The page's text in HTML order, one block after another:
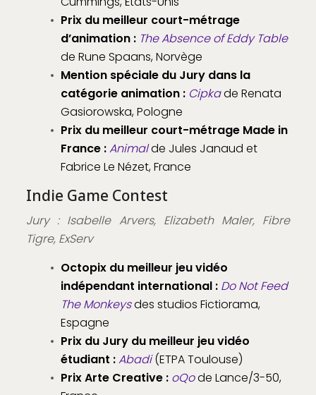
Prix du meilleur court-métrage
d’animation : The Absence of Eddy Table
de Rune Spaans, Norvège
Mention spéciale du Jury dans la
catégorie animation : Cipkade Renata
Gasiorowska, Pologne
Prix du meilleur court-métrage Made in
France :Animalde Jules Janaud et
Fabrice Le Nézet, France
Indie Game Contest
Jury : Isabelle Arvers, Elizabeth Maler, Fibre
Tigre, ExServ
Octopix du meilleur jeu vidéo
indépendant international : Do Not Feed
The Monkeysdes studios Fictiorama,
Espagne
Prix du Jury du meilleur jeu vidéo
étudiant :Abadi(ETPA Toulouse)
Prix Arte Creative : oQode Lance/3-50,